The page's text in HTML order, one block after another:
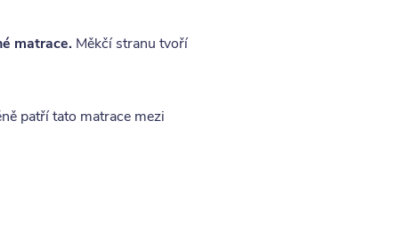
matrace. Měkčí stranu tvoří
patří tato matrace mezi